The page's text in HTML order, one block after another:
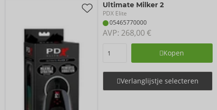
Ultimate Milker 2
PDX Elite
05465770000
AVP: 268,00 €
Kopen
Verlanglijstje selecteren